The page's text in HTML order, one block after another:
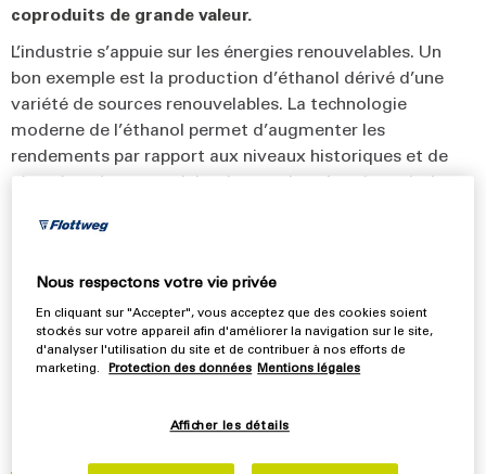
coproduits de grande valeur.
L’industrie s’appuie sur les énergies renouvelables. Un
bon exemple est la production d’éthanol dérivé d’une
variété de sources renouvelables. La technologie
moderne de l’éthanol permet d’augmenter les
rendements par rapport aux niveaux historiques et de
récupérer des coproduits de grande valeur à partir de
source, même si les producteurs dépendent des prix
fluctuants et inconstants. Des matières premières telles
que le milo, le blé, l’orge, le riz, le manioc et d’autres sont
également utilisées dans le monde entier pour utiliser
Nous respectons votre vie privée
En cliquant sur "Accepter", vous acceptez que des cookies soient
stockés sur votre appareil afin d'améliorer la navigation sur le site,
d'analyser l'utilisation du site et de contribuer à nos efforts de
marketing.
Protection des données Mentions légales
Afficher les détails